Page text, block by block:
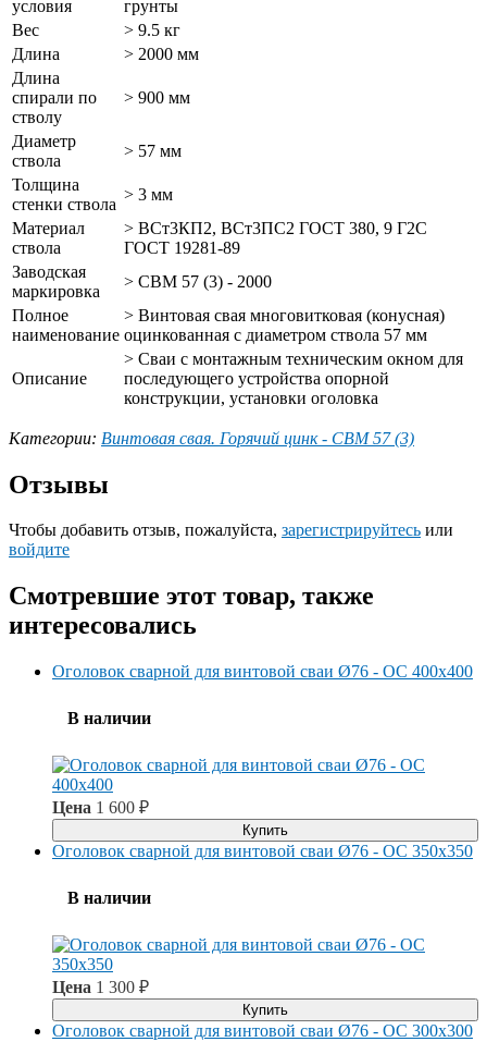
условия
грунты
Вес
> 9.5 кг
Длина
> 2000 мм
Длина
спирали по
стволу
> 900 мм
Диаметр
ствола
> 57 мм
Толщина
стенки ствола
> 3 мм
Материал
ствола
> ВСт3КП2, ВСт3ПС2 ГОСТ 380, 9 Г2С
ГОСТ 19281-89
Заводская
маркировка
> СВМ 57 (3) - 2000
Полное
наименование
> Винтовая свая многовитковая (конусная)
оцинкованная с диаметром ствола 57 мм
Описание
> Сваи с монтажным техническим окном для
последующего устройства опорной
конструкции, установки оголовка
Категории: Винтовая свая. Горячий цинк - СВМ 57 (3)
Отзывы
Чтобы добавить отзыв, пожалуйста, зарегистрируйтесь или
войдите
Смотревшие этот товар, также
интересовались
Оголовок сварной для винтовой сваи Ø76 - ОС 400x400
В наличии
Цена 1 600 ₽
Купить
Оголовок сварной для винтовой сваи Ø76 - ОС 350x350
В наличии
Цена 1 300 ₽
Купить
Оголовок сварной для винтовой сваи Ø76 - ОС 300x300